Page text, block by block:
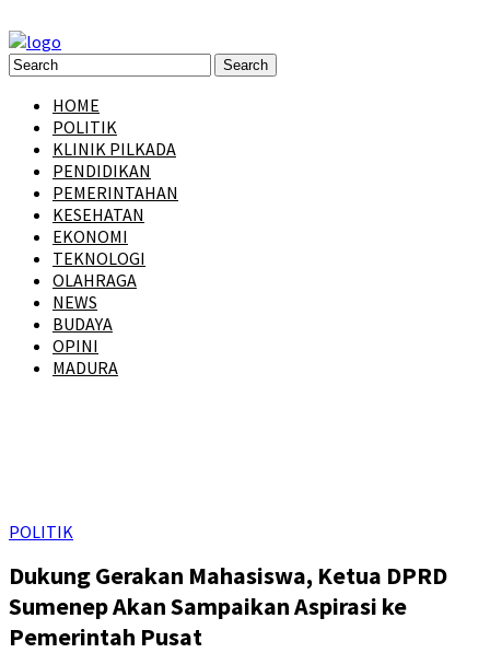
HOME
POLITIK
KLINIK PILKADA
PENDIDIKAN
PEMERINTAHAN
KESEHATAN
EKONOMI
TEKNOLOGI
OLAHRAGA
NEWS
BUDAYA
OPINI
MADURA
POLITIK
Dukung Gerakan Mahasiswa, Ketua DPRD
Sumenep Akan Sampaikan Aspirasi ke
Pemerintah Pusat